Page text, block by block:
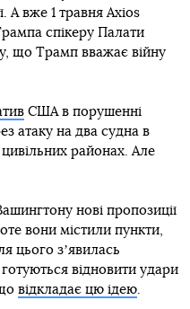
А вже 1 травня Axios
спікеру Палати
що Трамп вважає війну
США в порушенні
атаку на два судна в
районах. Але
нові пропозиції
вони містили пункти,
цього зʼявилась
відновити удари
відкладає цю ідею.